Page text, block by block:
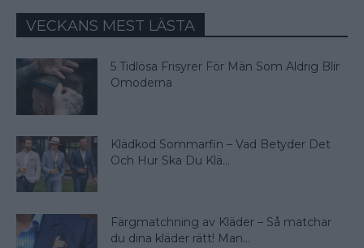
VECKANS MEST LÄSTA
5 Tidlösa Frisyrer För Män Som Aldrig Blir
Omoderna
Klädkod Sommarfin – Vad Betyder Det
Och Hur Ska Du Klä...
Färgmatchning av Kläder – Så matchar
du dina kläder rätt! Man...